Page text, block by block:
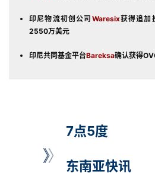
印尼物流初创公司 Waresix获得追加
2550万美元
印尼共同基金平台Bareksa确认获得
7点5度
东南亚快讯